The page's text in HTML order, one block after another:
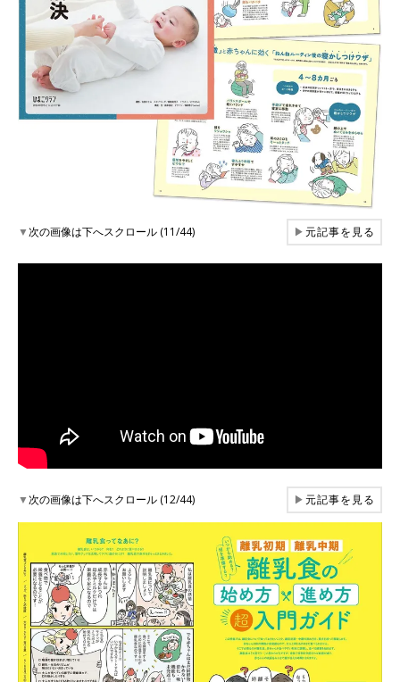
▼次の画像は下へスクロール (11/44) ▶元記事を見る
▼次の画像は下へスクロール (12/44) ▶元記事を見る